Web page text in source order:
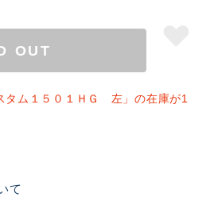
OUT
タム１５０１ＨＧ 左」の在庫が1
て